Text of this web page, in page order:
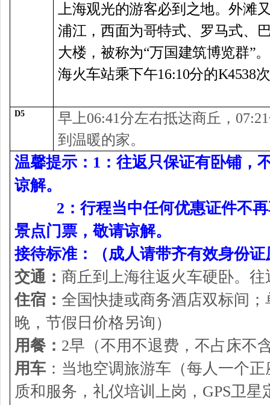
上海观光的游客必到之地。外滩
浦江，西面为哥特式、罗马式、
大楼，被称为“万国建筑博览群”
海火车站乘下午16:10分的K4538
D5
早上06:41分左右抵达商丘，
到温暖的家。
温馨提示：1：往返只保证有卧铺，
谅解。
2：行程当中任何优惠证件不再
景点门票，敬请谅解。
接待标准：（成人请带齐有效身份
交通：商丘到上海往返火车硬卧。
住宿：全国快捷或商务酒店双标间
晚，节假日价格另询）
用餐： 2早（不用不退费，不占床不
用车 ：当地空调旅游车（每人一个
质和服务，礼仪培训上岗，GPS卫星